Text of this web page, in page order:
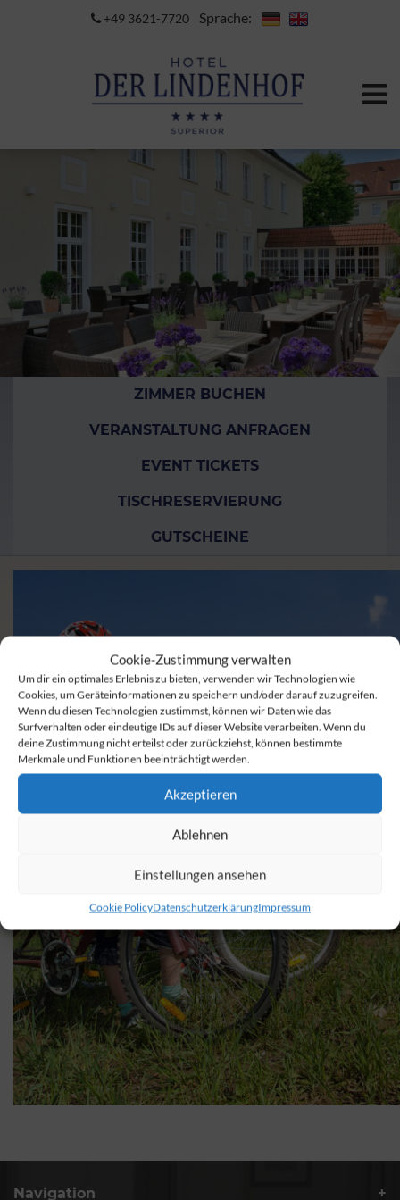
Cookie-Zustimmung verwalten
Um dir ein optimales Erlebnis zu bieten, verwenden wir Technologien wie
Cookies, um Geräteinformationen zu speichern und/oder darauf zuzugreifen.
Wenn du diesen Technologien zustimmst, können wir Daten wie das
Surfverhalten oder eindeutige IDs auf dieser Website verarbeiten. Wenn du
deine Zustimmung nicht erteilst oder zurückziehst, können bestimmte
Merkmale und Funktionen beeinträchtigt werden.
Akzeptieren
Ablehnen
Einstellungen ansehen
Cookie PolicyDatenschutzerklärungImpressum
+49 3621-7720 Sprache:
ZIMMER BUCHEN
VERANSTALTUNG ANFRAGEN
EVENT TICKETS
TISCHRESERVIERUNG
GUTSCHEINE
Navigation